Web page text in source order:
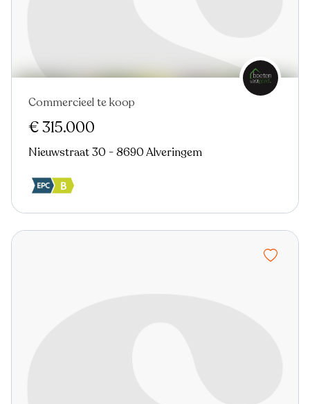
Commercieel te koop
€ 315.000
Nieuwstraat 30 - 8690 Alveringem